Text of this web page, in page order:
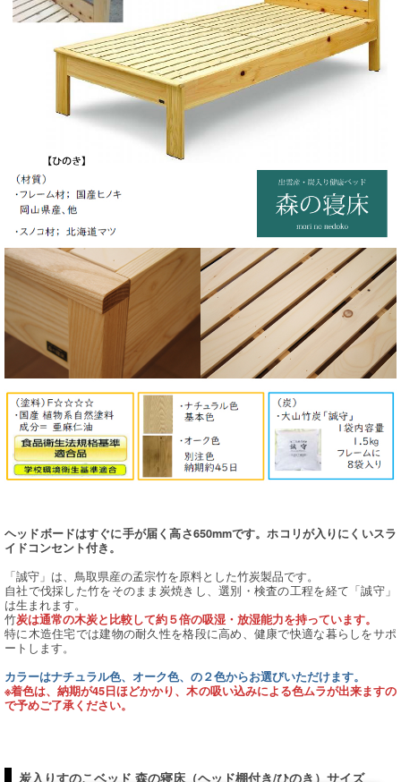
ヘッドボードはすぐに手が届く高さ650mmです。ホコリが入りにくいスラ
イドコンセント付き。
「誠守」は、鳥取県産の孟宗竹を原料とした竹炭製品です。
自社で伐採した竹をそのまま炭焼きし、選別・検査の工程を経て「誠守」
は生まれます。
竹炭は通常の木炭と比較して約５倍の吸湿・放湿能力を持っています。
特に木造住宅では建物の耐久性を格段に高め、健康で快適な暮らしをサポ
ートします。
カラーはナチュラル色、オーク色、の２色からお選びいただけます。
※着色は、納期が45日ほどかかり、木の吸い込みによる色ムラが出来ますの
で予めご了承ください。
炭入りすのこベッド 森の寝床（ヘッド棚付き/ひのき）サイズ